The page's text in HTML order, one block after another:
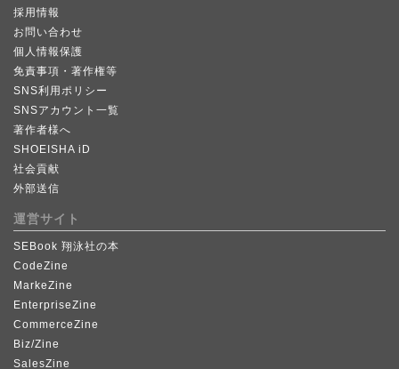
採用情報
お問い合わせ
個人情報保護
免責事項・著作権等
SNS利用ポリシー
SNSアカウント一覧
著作者様へ
SHOEISHA iD
社会貢献
外部送信
運営サイト
SEBook 翔泳社の本
CodeZine
MarkeZine
EnterpriseZine
CommerceZine
Biz/Zine
SalesZine